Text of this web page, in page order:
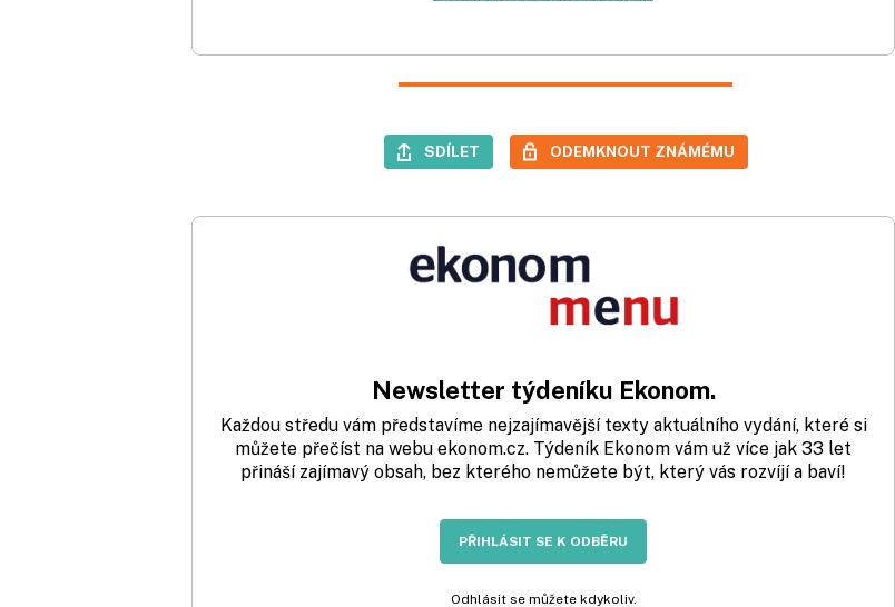
SDÍLET ODEMKNOUT ZNÁMÉMU
Newsletter týdeníku Ekonom.
Každou středu vám představíme nejzajímavější texty aktuálního vydání, které si
můžete přečíst na webu ekonom.cz. Týdeník Ekonom vám už více jak 33 let
přináší zajímavý obsah, bez kterého nemůžete být, který vás rozvíjí a baví!
PŘIHLÁSIT SE K ODBĚRU
Odhlásit se můžete kdykoliv.